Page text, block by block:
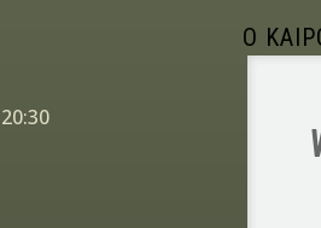
Ο